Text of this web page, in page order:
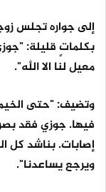
إلى جواره تجلس
بكلماتٍ قليلة:
معيل لنا الا الله".
وتضيف: "حتى
فيها. جوزي فقد
إصابات. بناشد كل
ويرجع يساعدنا".